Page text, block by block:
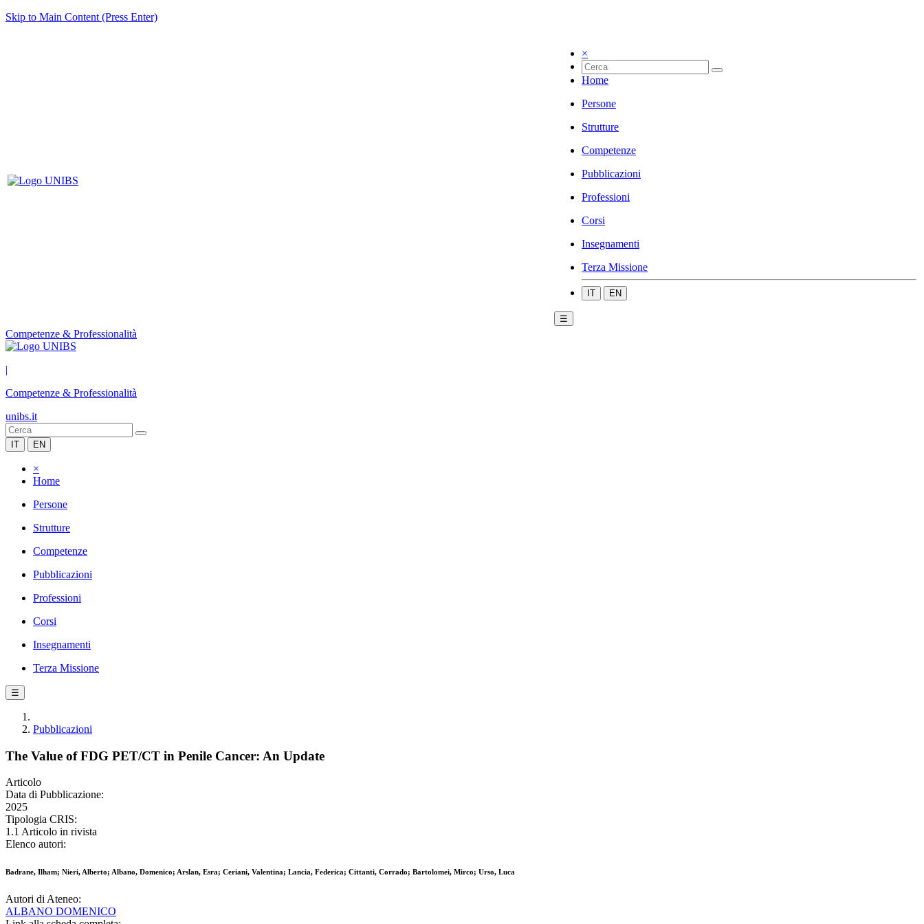
Skip to Main Content (Press Enter)
×
Home
Persone
Strutture
Competenze
Pubblicazioni
Professioni
Corsi
Insegnamenti
Terza Missione
IT EN
☰
Competenze & Professionalità
|
Competenze & Professionalità
unibs.it
IT EN
×
Home
Persone
Strutture
Competenze
Pubblicazioni
Professioni
Corsi
Insegnamenti
Terza Missione
☰
Pubblicazioni
The Value of FDG PET/CT in Penile Cancer: An Update
Articolo
Data di Pubblicazione:
2025
Tipologia CRIS:
1.1 Articolo in rivista
Elenco autori:
Badrane, Ilham; Nieri, Alberto; Albano, Domenico; Arslan, Esra; Ceriani, Valentina; Lancia, Federica; Cittanti, Corrado; Bartolomei, Mirco; Urso, Luca
Autori di Ateneo:
ALBANO DOMENICO